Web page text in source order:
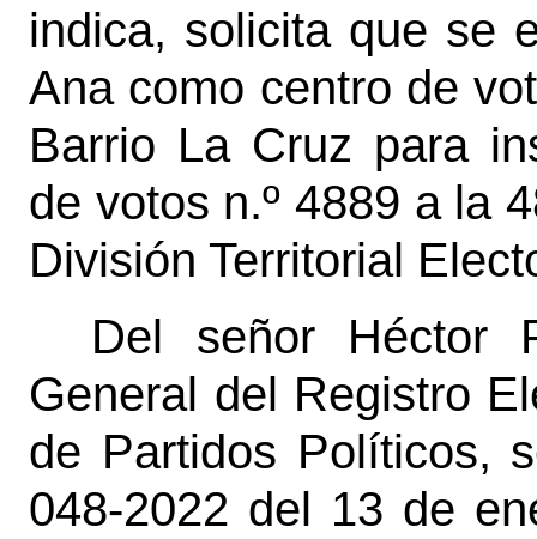
indica, solicita que se
Ana como centro de
Barrio La Cruz para
de votos n.º 4889 a la
División Territorial
Del señor Héctor
General del Registro
de Partidos Políticos,
048-2022 del 13 de